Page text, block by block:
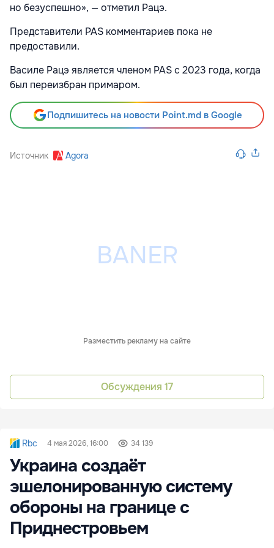
но безуспешно», — отметил Рацэ.
Представители PAS комментариев пока не
предоставили.
Василе Рацэ является членом PAS с 2023 года, когда
был переизбран примаром.
Подпишитесь на новости Point.md в Google
Источник Agora
Разместить рекламу на сайте
Обсуждения 17
Rbc 4 мая 2026, 16:00 34 139
Украина создаёт
эшелонированную систему
обороны на границе с
Приднестровьем